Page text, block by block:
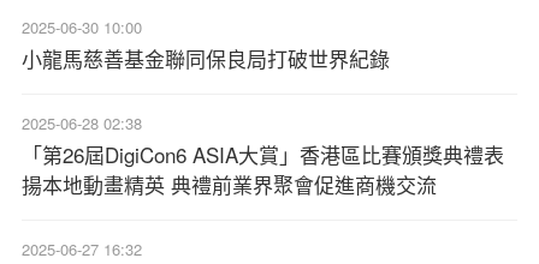
2025-06-30 10:00
小龍馬慈善基金聯同保良局打破世界紀錄
2025-06-28 02:38
「第26屆DigiCon6 ASIA大賞」香港區比賽頒獎典禮表
揚本地動畫精英 典禮前業界聚會促進商機交流
2025-06-27 16:32